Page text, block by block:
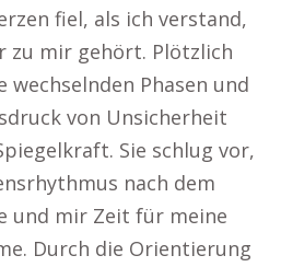
fiel, als ich verstand,
zu mir gehört. Plötzlich
wechselnden Phasen und
von Unsicherheit
Sie schlug vor,
nach dem
und mir Zeit für meine
Durch die Orientierung